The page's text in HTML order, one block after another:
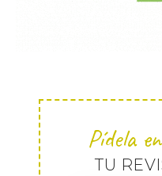
Pídela
TU